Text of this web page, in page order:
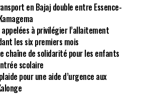
en Bajaj double entre Essence-
à privilégier l’allaitement
les six premiers mois
chaîne de solidarité pour les enfants
scolaire
pour une aide d’urgence aux